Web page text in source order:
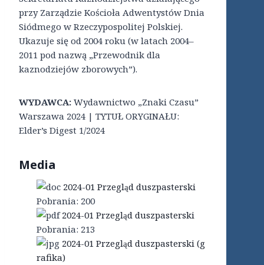
przy Zarządzie Kościoła Adwentystów Dnia
Siódmego w Rzeczypospolitej Polskiej.
Ukazuje się od 2004 roku (w latach 2004–
2011 pod nazwą „Przewodnik dla
kaznodziejów zborowych”).
WYDAWCA: Wydawnictwo „Znaki Czasu”
Warszawa 2024 | TYTUŁ ORYGINAŁU:
Elder’s Digest 1/2024
Media
2024-01 Przegląd duszpasterski
Pobrania: 200
2024-01 Przegląd duszpasterski
Pobrania: 213
2024-01 Przegląd duszpasterski (g
rafika)